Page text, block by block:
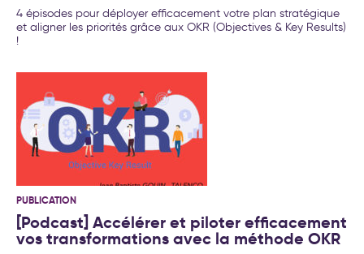
4 épisodes pour déployer efficacement votre plan stratégique
et aligner les priorités grâce aux OKR (Objectives & Key Results)
!
PUBLICATION
[Podcast] Accélérer et piloter efficacement
vos transformations avec la méthode OKR